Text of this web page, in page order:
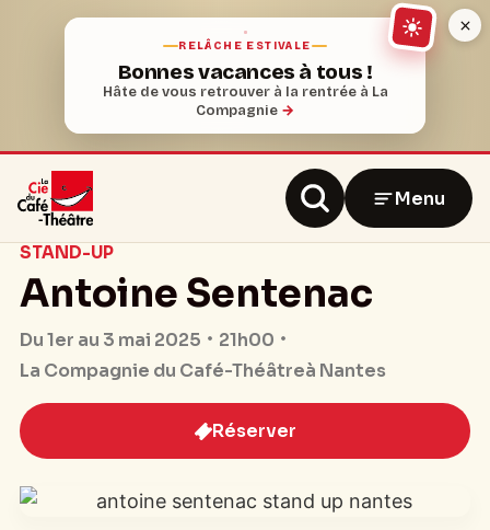
RELÂCHE ESTIVALE
Bonnes vacances à tous !
Hâte de vous retrouver à la rentrée à La
Compagnie →
Menu
STAND-UP
Antoine Sentenac
Du 1er au 3 mai 2025
21h00
La Compagnie du Café-Théâtreà Nantes
Réserver